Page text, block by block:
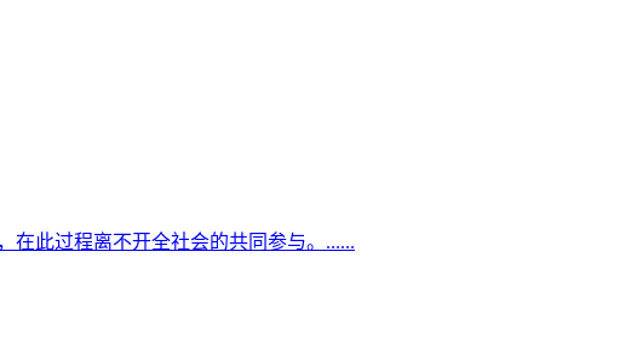
在此过程离不开全社会的共同参与。......